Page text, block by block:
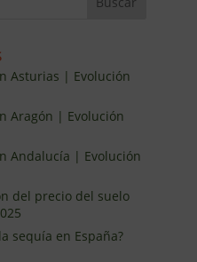
Asturias | Evolución
Aragón | Evolución
Andalucía | Evolución
del precio del suelo
sequía en España?